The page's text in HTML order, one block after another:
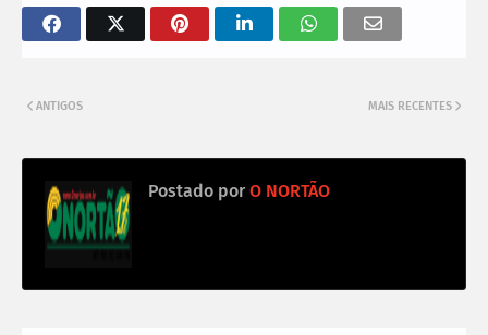
MAIS RECENTES
ANTIGOS
Postado por O NORTÃO